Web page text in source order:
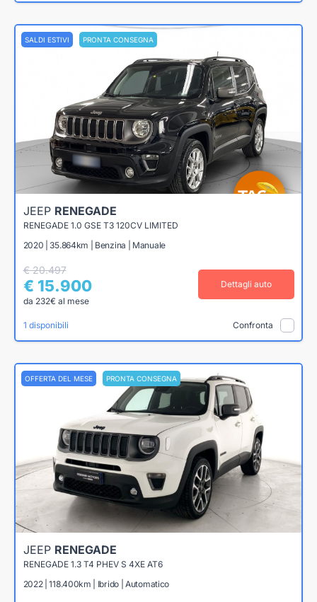
SALDI ESTIVI PRONTA CONSEGNA
JEEP RENEGADE
RENEGADE 1.0 GSE T3 120CV LIMITED
2020 | 35.864km | Benzina | Manuale
€ 20.497
€ 15.900
da 232€ al mese
Dettagli auto
1 disponibili Confronta
OFFERTA DEL MESE PRONTA CONSEGNA
JEEP RENEGADE
RENEGADE 1.3 T4 PHEV S 4XE AT6
2022 | 118.400km | Ibrido | Automatico